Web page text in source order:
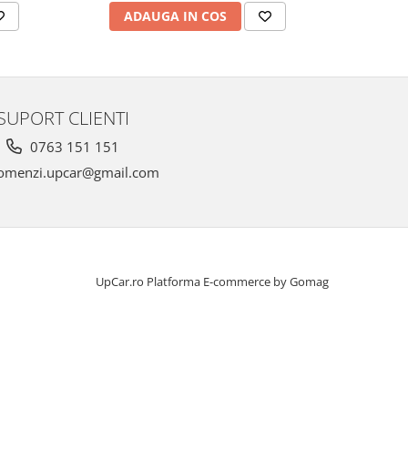
ADAUGA IN COS
CLIENTI
0763 151 151
UpCar.ro Platforma E-commerce by Gomag